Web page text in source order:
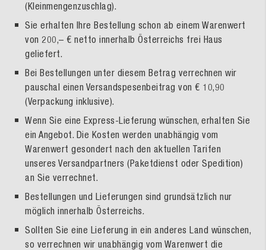
(Kleinmengenzuschlag).
Sie erhalten Ihre Bestellung schon ab einem Warenwert
von 200,– € netto innerhalb Österreichs frei Haus
geliefert.
Bei Bestellungen unter diesem Betrag verrechnen wir
pauschal einen Versandspesenbeitrag von € 10,90
(Verpackung inklusive).
Wenn Sie eine Express-Lieferung wünschen, erhalten Sie
ein Angebot. Die Kosten werden unabhängig vom
Warenwert gesondert nach den aktuellen Tarifen
unseres Versandpartners (Paketdienst oder Spedition)
an Sie verrechnet.
Bestellungen und Lieferungen sind grundsätzlich nur
möglich innerhalb Österreichs.
Sollten Sie eine Lieferung in ein anderes Land wünschen,
so verrechnen wir unabhängig vom Warenwert die